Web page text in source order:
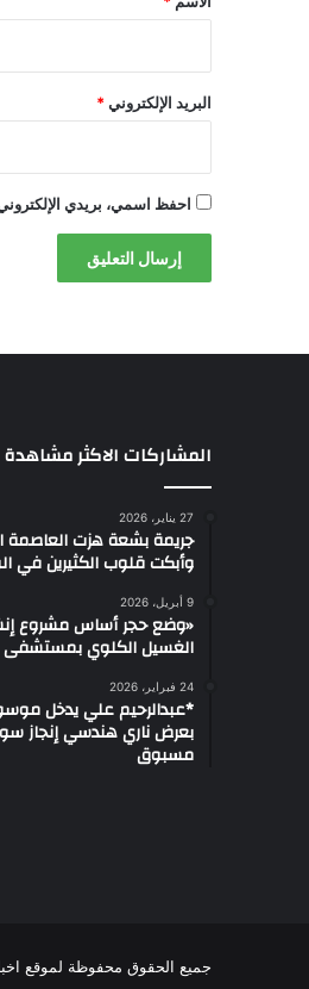
البريد الإلكتروني*
احفظ اسمي، بريدي
المشاركات الاكثر مشاهدة
27 يناير، 2026
جريمة بشعة هزت العاصمة
وأبكت قلوب الكثيرين في
9 أبريل، 2026
«وضع حجر أساس مشروع
الغسيل الكلوي بمستشفى
24 فبراير، 2026
*عبدالرحيم علي يدخل
بعرض ناري هندسي إنجاز
مسبوق
جميع الحقوق محفوظة لموقع